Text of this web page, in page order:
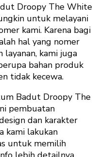
Droopy The White
untuk melayani
kami. Karena bagi
hal yang nomer
kami juga
bahan produk
tidak kecewa.
Badut Droopy The
pembuatan
dan karakter
kami lakukan
untuk memilih